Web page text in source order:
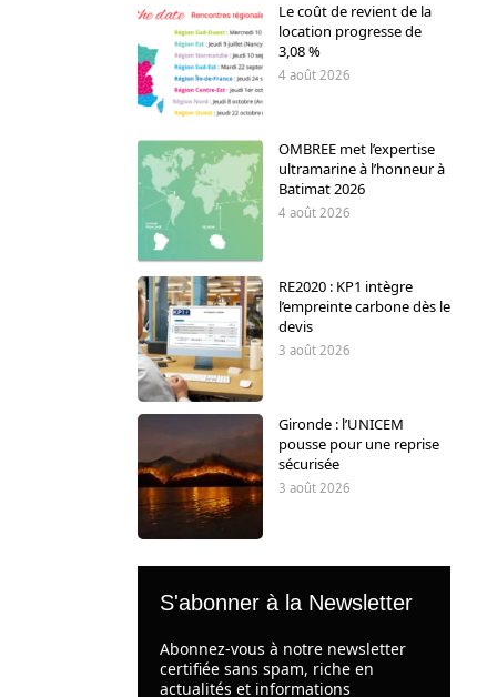
Le coût de revient de la
location progresse de
3,08 %
4 août 2026
OMBREE met l’expertise
ultramarine à l’honneur à
Batimat 2026
4 août 2026
RE2020 : KP1 intègre
l’empreinte carbone dès le
devis
3 août 2026
Gironde : l’UNICEM
pousse pour une reprise
sécurisée
3 août 2026
S'abonner à la Newsletter
Abonnez-vous à notre newsletter
certifiée sans spam, riche en
actualités et informations